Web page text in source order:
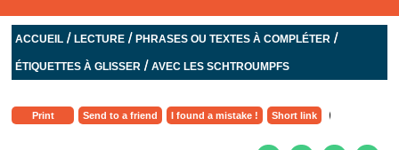
ACCUEIL /LECTURE /PHRASES OU TEXTES À COMPLÉTER /
ÉTIQUETTES À GLISSER /AVEC LES SCHTROUMPFS
Print Send to a friend I found a mistake ! Short link